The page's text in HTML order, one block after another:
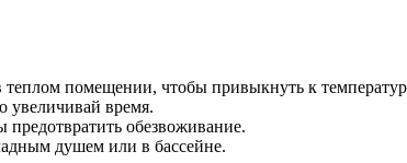
помещении, чтобы привыкнуть к
увеличивай время.
обезвоживание.
душем или в бассейне.